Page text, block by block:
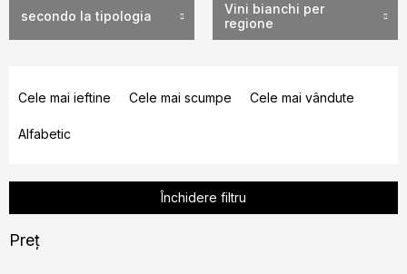
secondo la tipologia
Vini bianchi per
regione
e
e
a
r
Cele mai ieftine Cele mai scumpe Cele mai vândute
Alfabetic
Închidere filtru
Preţ